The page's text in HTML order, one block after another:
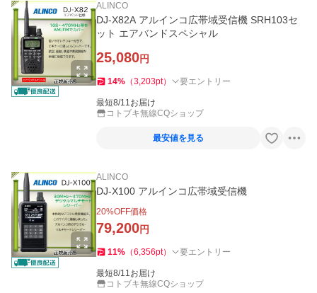
ALINCO
DJ-X82A アルインコ広帯域受信機 SRH103セ
ット エアバンドスペシャル
25,080円
14% （3,203pt） 要エントリー
最短8/11お届け
コトブキ無線CQショップ
最安値を見る
ALINCO
DJ-X100 アルインコ広帯域受信機
20%OFF価格
79,200円
11% （6,356pt） 要エントリー
最短8/11お届け
コトブキ無線CQショップ